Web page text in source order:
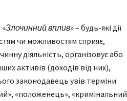
Злочинний вплив» – будь-які дії
чи можливостям сприяє,
діяльність, організовує або
активів (доходів від них),
законодавець увів терміни
«положенець», «кримінальний